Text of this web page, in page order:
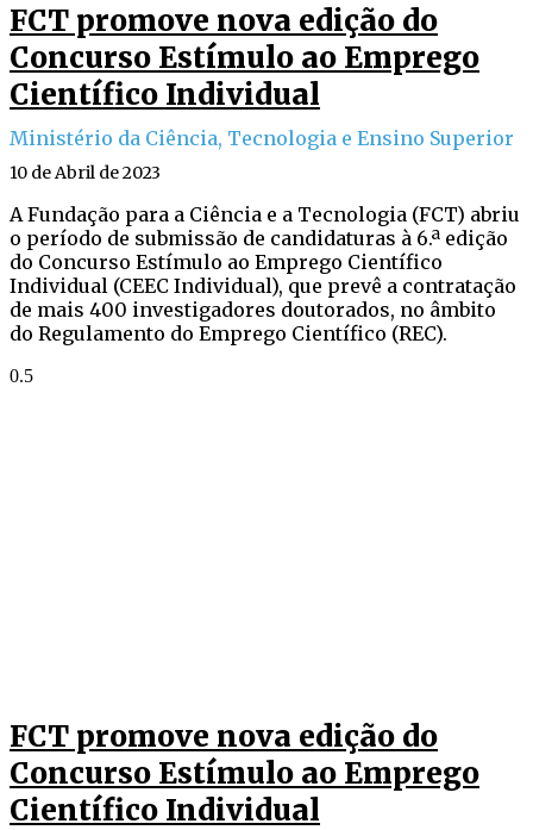
FCT promove nova edição do
Concurso Estímulo ao Emprego
Científico Individual
Ministério da Ciência, Tecnologia e Ensino Superior
10 de Abril de 2023
A Fundação para a Ciência e a Tecnologia (FCT) abriu
o período de submissão de candidaturas à 6.ª edição
do Concurso Estímulo ao Emprego Científico
Individual (CEEC Individual), que prevê a contratação
de mais 400 investigadores doutorados, no âmbito
do Regulamento do Emprego Científico (REC).
FCT promove nova edição do
Concurso Estímulo ao Emprego
Científico Individual